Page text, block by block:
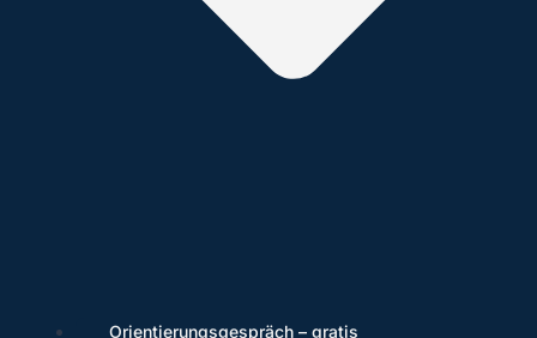
Orientierungsgespräch – gratis